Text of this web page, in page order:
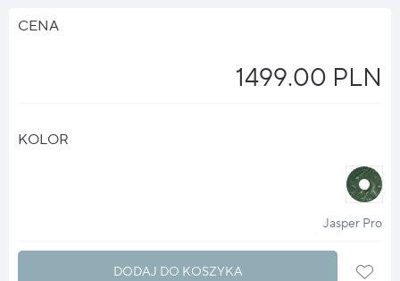
CENA
1499.00 PLN
KOLOR
halo
?
Jasper Pro
DODAJ DO KOSZYKA